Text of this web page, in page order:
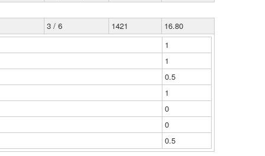
3 / 6 1421
16.80
1
1
0.5
1
0
0
0.5